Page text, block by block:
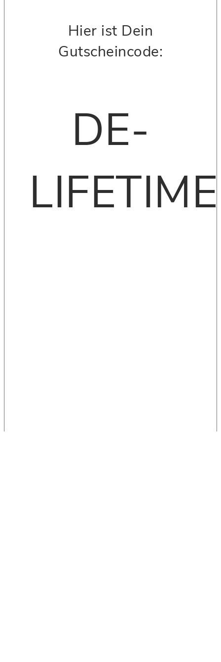
Hier ist Dein
Gutscheincode:
DE-
LIFETIME